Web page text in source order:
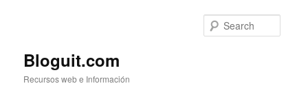
Bloguit.com
Recursos web e Información